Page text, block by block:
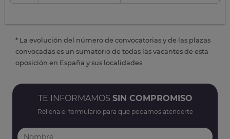
* La evolución del número de convocatorias y de las plazas
convocadas es un sumatorio de todas las vacantes de esta
oposición en España y sus localidades
TE INFORMAMOS SIN COMPROMISO
Rellena el formulario para que podamos atenderte